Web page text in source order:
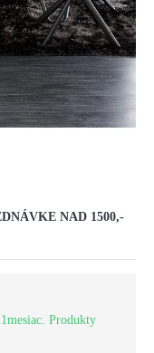
NAD 1500,-
Produkty